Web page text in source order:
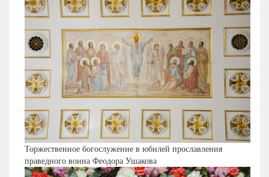
Торжественное богослужение в юбилей прославления
праведного воина Феодора Ушакова